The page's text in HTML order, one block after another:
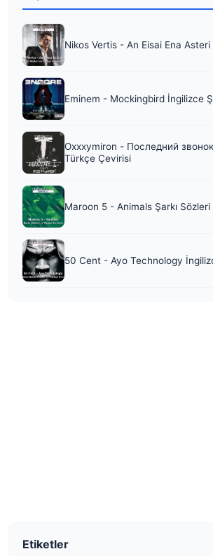
Nikos Vertis - An Eisai Ena
Eminem - Mockingbird İngilizce
Oxxxymiron - Последний
Türkçe Çevirisi
Maroon 5 - Animals Şarkı
50 Cent - Ayo Technology
Etiketler